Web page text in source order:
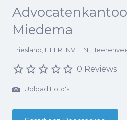
Miedema
Friesland, HEERENVEEN,
0 Reviews
Upload Foto's